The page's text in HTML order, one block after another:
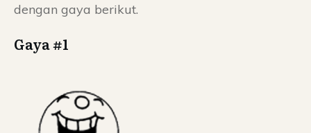
dengan gaya berikut.
Gaya #1